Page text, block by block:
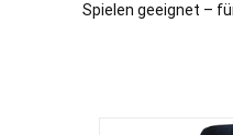
Spielen geeignet –